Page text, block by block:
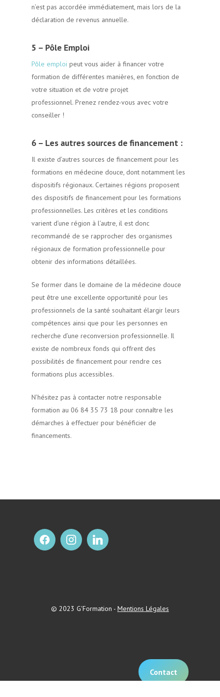
n’est pas accordée immédiatement, mais lors de la
déclaration de revenus annuelle.
5 – Pôle Emploi
Pôle emploi peut vous aider à financer votre
formation de différentes manières, en fonction de
votre situation et de votre projet
professionnel. Prenez rendez-vous avec votre
conseiller !
6 – Les autres sources de financement :
Il existe d’autres sources de financement pour les
formations en médecine douce, dont notamment les
dispositifs régionaux. Certaines régions proposent
des dispositifs de financement pour les formations
professionnelles. Les critères et les conditions
varient d’une région à l’autre, il est donc
recommandé de se rapprocher des organismes
régionaux de formation professionnelle pour
obtenir des informations détaillées.
Se former dans le domaine de la médecine douce
peut être une excellente opportunité pour les
professionnels de la santé souhaitant élargir leurs
compétences ainsi que pour les personnes en
recherche d’une reconversion professionnelle. Il
existe de nombreux fonds qui offrent des
possibilités de financement pour rendre ces
formations plus accessibles.
N’hésitez pas à contacter notre responsable
formation au 06 84 35 73 18 pour connaître les
démarches à effectuer pour bénéficier de
financements.
© 2023 G'Formation - Mentions Légales
Contact